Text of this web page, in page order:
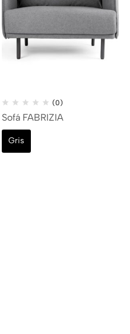
(0)
Sofá FABRIZIA
Gris